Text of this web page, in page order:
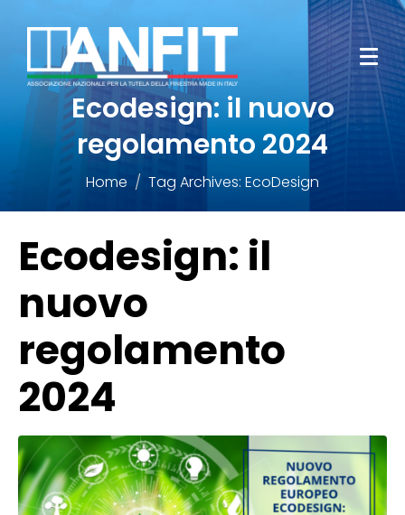
Ecodesign: il nuovo
regolamento 2024
Home Tag Archives: EcoDesign
Ecodesign: il
nuovo
regolamento
2024